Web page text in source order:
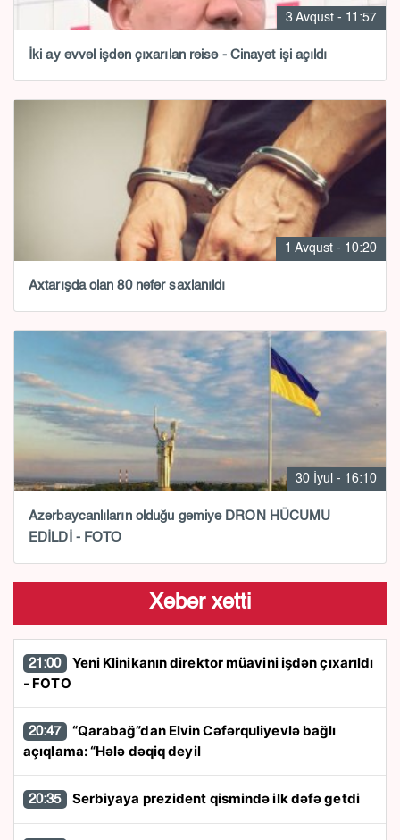
3 Avqust - 11:57
İki ay əvvəl işdən çıxarılan rəisə - Cinayət işi açıldı
1 Avqust - 10:20
Axtarışda olan 80 nəfər saxlanıldı
30 İyul - 16:10
Azərbaycanlıların olduğu gəmiyə DRON HÜCUMU
EDİLDİ - FOTO
Xəbər xətti
21:00
- FOTO
20:47
açıqlama: “Hələ dəqiq deyil
20:35 Serbiyaya prezident qismində ilk dəfə getdi